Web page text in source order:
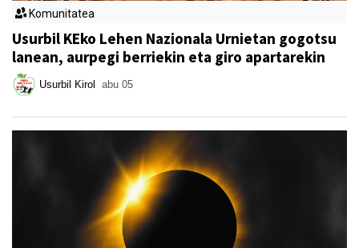
Komunitatea
Usurbil KEko Lehen Nazionala Urnietan gogotsu
lanean, aurpegi berriekin eta giro apartarekin
Usurbil Kirol abu 05